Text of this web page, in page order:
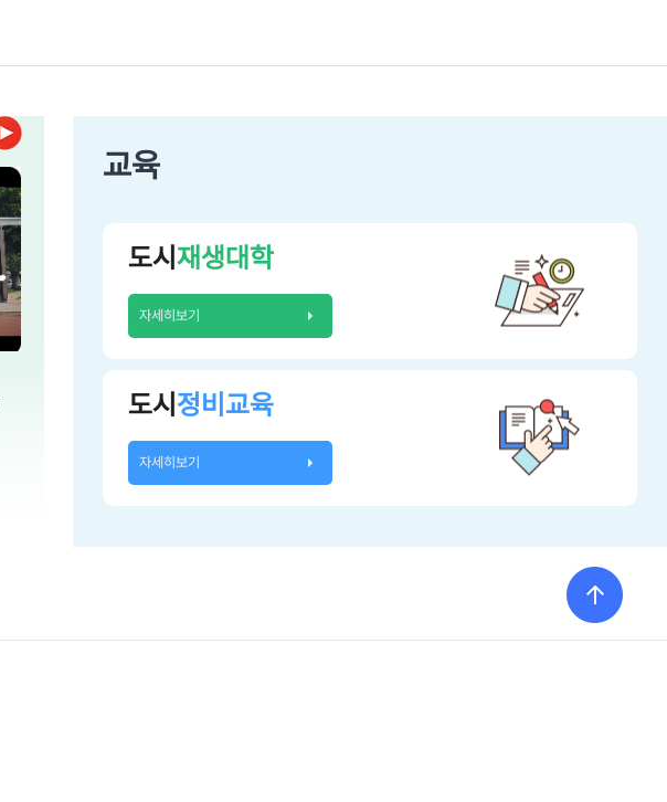
교육
도시재생대학
자세히보기
도시 정비교육
자세히보기